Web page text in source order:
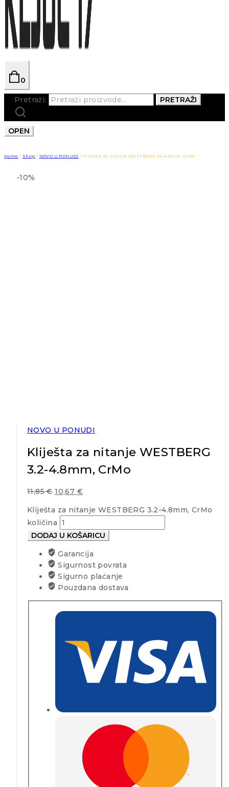
0
Pretraži: PRETRAŽI
OPEN
Home / Shop / NOVO U PONUDI / Kliješta za nitanje WESTBERG 3.2-4.8mm, CrMo
-10%
NOVO U PONUDI
Kliješta za nitanje WESTBERG
3.2-4.8mm, CrMo
11,85€ 10,67 €
Kliješta za nitanje WESTBERG 3.2-4.8mm, CrMo
količina
DODAJ U KOŠARICU
Garancija
Sigurnost povrata
Sigurno plaćanje
Pouzdana dostava